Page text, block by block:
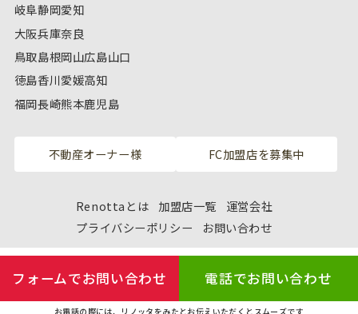
フォームでお問い合わせ 電話でお問い合わせ
お電話の際には、リノッタをみたとお伝えいただくとスムーズです
岐阜静岡愛知
大阪兵庫奈良
鳥取島根岡山広島山口
徳島香川愛媛高知
福岡長崎熊本鹿児島
不動産オーナー様 FC加盟店を募集中
Renottaとは 加盟店一覧
運営会社
プライバシーポリシー
お問い合わせ